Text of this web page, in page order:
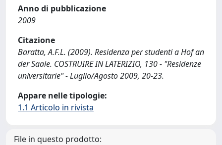
Anno di pubblicazione
2009
Citazione
Baratta, A.F.L. (2009). Residenza per studenti a Hof an
der Saale. COSTRUIRE IN LATERIZIO, 130 - "Residenze
universitarie" - Luglio/Agosto 2009, 20-23.
Appare nelle tipologie:
1.1 Articolo in rivista
File in questo prodotto: